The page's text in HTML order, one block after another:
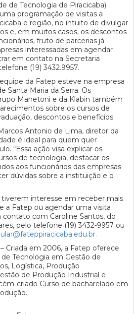
de Tecnologia de Piracicaba)
programação de visitas a
e região, no intuito de divulgar
e, em muitos casos, os descontos
fruto de parcerias já
interessadas em agendar
em contato na Secretaria
(19) 3432.9957.
da Fatep esteve na empresa
Santa Maria da Serra. Os
Manetoni e da Klabin também
sobre os cursos de
descontos e benefícios.
Antonio de Lima, diretor da
é ideal para quem quer
“Essa ação visa explicar os
de tecnologia, destacar os
aos funcionários das empresas
dúvidas sobre a instituição e o
tiverem interesse em receber mais
a Fatep ou agendar uma visita
com Caroline Santos, do
pelo telefone (19) 3432-9957 ou
Criada em 2006, a Fatep oferece
Tecnologia em Gestão de
Logística, Produção
de Produção Industrial e
criado Curso de bacharelado em